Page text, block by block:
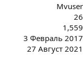
Mvuser
26
1,559
3 Февраль 2017
27 Август 2021